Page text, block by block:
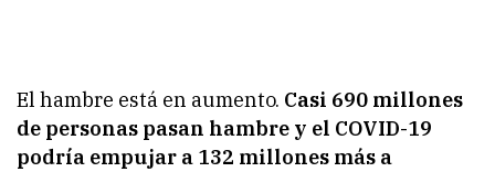
El hambre está en aumento. Casi 690 millones
de personas pasan hambre y el COVID-19
podría empujar a 132 millones más a